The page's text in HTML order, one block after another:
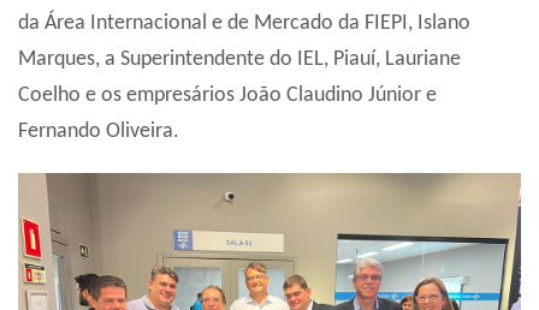
da Área Internacional e de Mercado da FIEPI, Islano
Marques, a Superintendente do IEL, Piauí, Lauriane
Coelho e os empresários João Claudino Júnior e
Fernando Oliveira.